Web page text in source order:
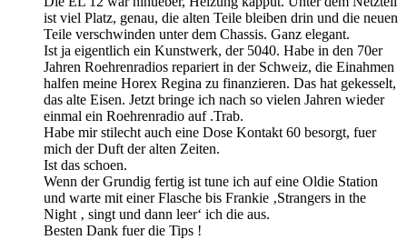
ist viel Platz, genau, die alten Teile bleiben drin und die neuen
Teile verschwinden unter dem Chassis. Ganz elegant.
Ist ja eigentlich ein Kunstwerk, der 5040. Habe in den 70er
Jahren Roehrenradios repariert in der Schweiz, die Einahmen
halfen meine Horex Regina zu finanzieren. Das hat gekesselt,
das alte Eisen. Jetzt bringe ich nach so vielen Jahren wieder
einmal ein Roehrenradio auf .Trab.
Habe mir stilecht auch eine Dose Kontakt 60 besorgt, fuer
mich der Duft der alten Zeiten.
Ist das schoen.
Wenn der Grundig fertig ist tune ich auf eine Oldie Station
und warte mit einer Flasche bis Frankie ‚Strangers in the
Night ‚ singt und dann leer‘ ich die aus.
Besten Dank fuer die Tips !